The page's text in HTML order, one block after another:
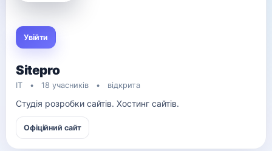
Sitepro
IT • 18 учасників • відкрита
Студія розробки сайтів. Хостинг сайтів.
Офіційний сайт
Увійти